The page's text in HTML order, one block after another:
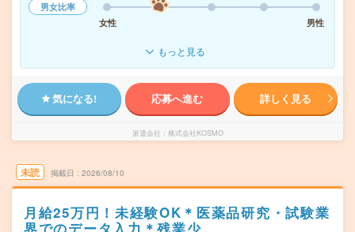
男女比率
女性
男性
もっと見る
気になる! 応募へ進む 詳しく見る
派遣会社 株式会社KOSMO
未読 掲載日 2026/08/10
月給25万円！未経験OK＊医薬品研究・試験業
界でのデータ入力＊残業少